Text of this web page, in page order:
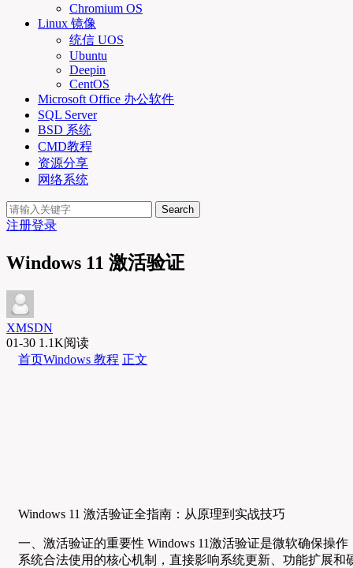
Chromium OS
Linux 镜像
统信 UOS
Ubuntu
Deepin
CentOS
Microsoft Office 办公软件
SQL Server
BSD 系统
CMD教程
资源分享
网络系统
Search
注册登录
Windows 11 激活验证
XMSDN
01-30 1.1K阅读
首页Windows 教程 正文
Windows 11 激活验证全指南：从原理到实战技巧
一、激活验证的重要性 Windows 11激活验证是微软确保操作
系统合法使用的核心机制，直接影响系统更新、功能扩展和